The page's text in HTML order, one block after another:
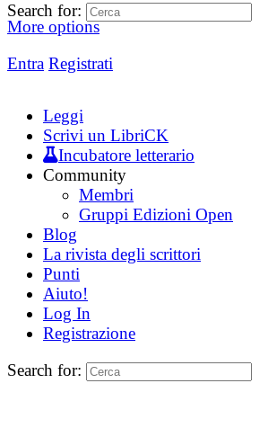
More options
Entra Registrati
Search for:
Leggi
Scrivi un LibriCK
Incubatore letterario
Community
Membri
Gruppi Edizioni Open
Blog
La rivista degli scrittori
Punti
Aiuto!
Log In
Registrazione
Search for: